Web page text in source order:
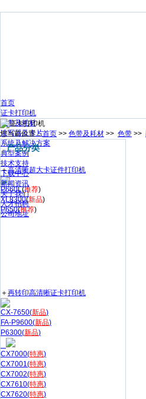
首页
证卡打印机
色带及耗材
读写器及卡片
系统及解决方案
典型案例
技术支持
下载中心
新闻资讯
关于我们
人才招聘
公司地址
您当前位置：首页 >> 色带及耗材 >> 色带 >>
产品分类
＋高清晰超大卡证件打印机
P660L(推荐)
XL8300(新品)
P650(推荐)
＋再转印高清晰证卡打印机
CX-7650(新品)
FA-P9600(新品)
P6300(新品)
CX7000(特惠)
CX7001(特惠)
CX7002(特惠)
CX7610(特惠)
CX7620(特惠)